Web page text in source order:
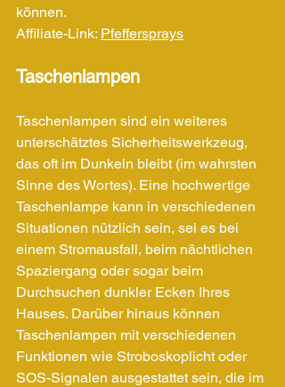
können.
Affiliate-Link: Pfeffersprays
Taschenlampen
Taschenlampen sind ein weiteres
unterschätztes Sicherheitswerkzeug,
das oft im Dunkeln bleibt (im wahrsten
Sinne des Wortes). Eine hochwertige
Taschenlampe kann in verschiedenen
Situationen nützlich sein, sei es bei
einem Stromausfall, beim nächtlichen
Spaziergang oder sogar beim
Durchsuchen dunkler Ecken Ihres
Hauses. Darüber hinaus können
Taschenlampen mit verschiedenen
Funktionen wie Stroboskoplicht oder
SOS-Signalen ausgestattet sein, die im